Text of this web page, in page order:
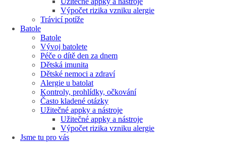
Výpočet rizika vzniku alergie
Trávicí potíže
Batole
Batole
Vývoj batolete
Péče o dítě den za dnem
Dětská imunita
Dětské nemoci a zdraví
Alergie u batolat
Kontroly, prohlídky, očkování
Často kladené otázky
Užitečné appky a nástroje
Užitečné appky a nástroje
Výpočet rizika vzniku alergie
Jsme tu pro vás